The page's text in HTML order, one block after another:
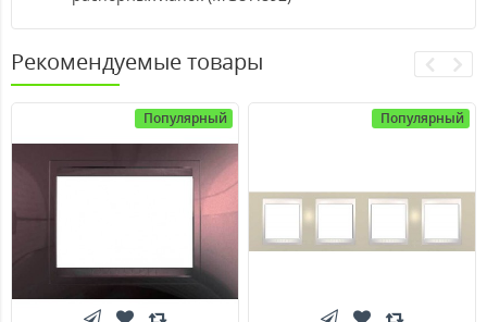
Рекомендуемые товары
Популярный Популярный